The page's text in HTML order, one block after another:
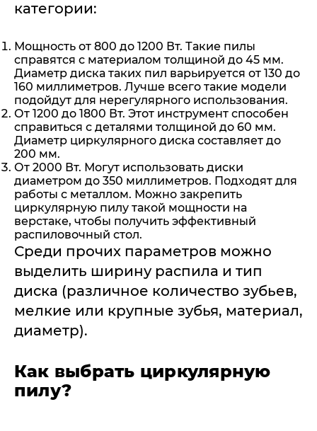
категории:
Мощность от 800 до 1200 Вт. Такие пилы
справятся с материалом толщиной до 45 мм.
Диаметр диска таких пил варьируется от 130 до
160 миллиметров. Лучше всего такие модели
подойдут для нерегулярного использования.
От 1200 до 1800 Вт. Этот инструмент способен
справиться с деталями толщиной до 60 мм.
Диаметр циркулярного диска составляет до
200 мм.
От 2000 Вт. Могут использовать диски
диаметром до 350 миллиметров. Подходят для
работы с металлом. Можно закрепить
циркулярную пилу такой мощности на
верстаке, чтобы получить эффективный
распиловочный стол.
Среди прочих параметров можно
выделить ширину распила и тип
диска (различное количество зубьев,
мелкие или крупные зубья, материал,
диаметр).
Как выбрать циркулярную
пилу?